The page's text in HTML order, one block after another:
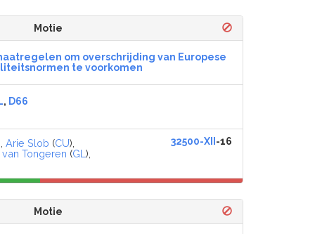
Motie
om overschrijding van Europese
te voorkomen
, D66
Arie Slob (CU),
Tongeren (GL ),
32500-XII -16
Motie